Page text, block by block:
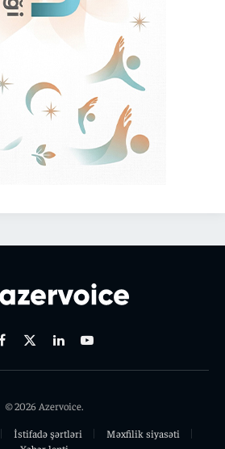
Facebook
X
LinkedinYoutube
© 2026 Azervoice.
İstifadə şərtləri
Məxfilik siyasəti